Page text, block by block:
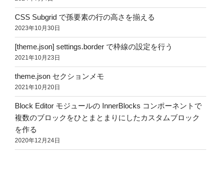
CSS Subgrid で孫要素の行の高さを揃える
2023年10月30日
[theme.json] settings.border で枠線の設定を行う
2021年10月23日
theme.json セクションメモ
2021年10月20日
Block Editor モジュールの InnerBlocks コンポーネントで
複数のブロックをひとまとまりにしたカスタムブロック
を作る
2020年12月24日